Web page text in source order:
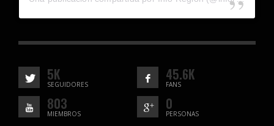
5K
SEGUIDORES
45.6K
FANS
803
MIEMBROS
0
PERSONAS